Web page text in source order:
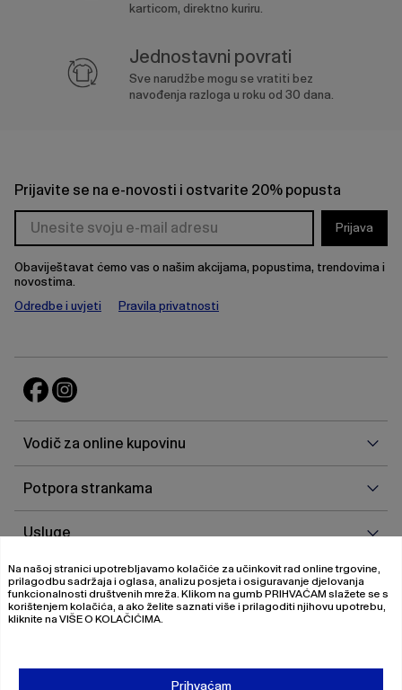
karticom, direktno kuriru.
Jednostavni povrati
Sve narudžbe mogu se vratiti bez
navođenja razloga u roku od 30 dana.
Prijavite se na e-novosti i ostvarite 20% popusta
Prijava
Obaviještavat ćemo vas o našim akcijama, popustima, trendovima i
novostima.
Odredbe i uvjeti
Pravila privatnosti
Vodič za online kupovinu
Potpora strankama
Usluge
O
O nama
© 2026 Magistrat International
Pravila o privatnosti
Na našoj stranici upotrebljavamo kolačiće za učinkovit rad online trgovine,
prilagodbu sadržaja i oglasa, analizu posjeta i osiguravanje djelovanja
funkcionalnosti društvenih mreža. Klikom na gumb PRIHVAĆAM slažete se s
korištenjem kolačića, a ako želite saznati više i prilagoditi njihovu upotrebu,
kliknite na VIŠE O KOLAČIĆIMA.
Prihvaćam